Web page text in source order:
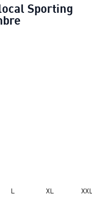
Sporting
de arquero local
L XL